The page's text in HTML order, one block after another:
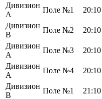
Дивизион
А
Поле №1 20:10
Дивизион
B
Поле №2 20:10
Дивизион
А
Поле №3 20:10
Дивизион
А
Поле №4 20:10
Дивизион
B
Поле №1 21:10